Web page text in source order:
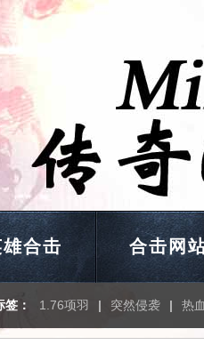
合击 合击网
签： 1.76项羽 | 突然侵袭 | 热